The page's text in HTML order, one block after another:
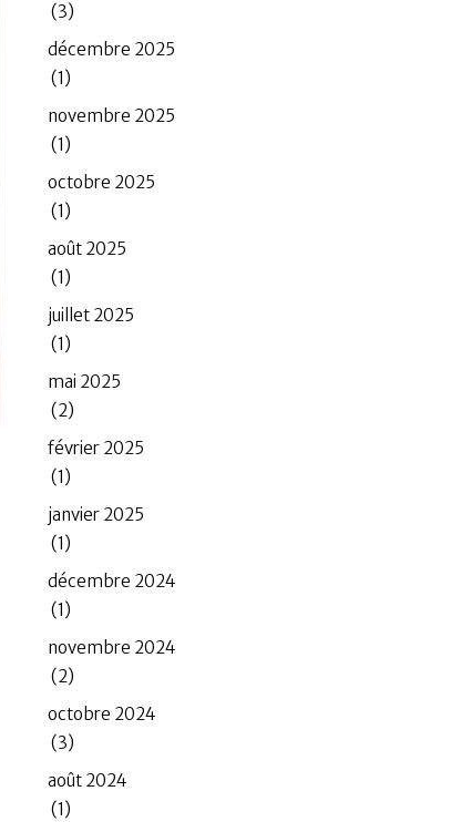
(3)
décembre 2025
(1)
novembre 2025
(1)
octobre 2025
(1)
août 2025
(1)
juillet 2025
(1)
mai 2025
(2)
février 2025
(1)
janvier 2025
(1)
décembre 2024
(1)
novembre 2024
(2)
octobre 2024
(3)
août 2024
(1)